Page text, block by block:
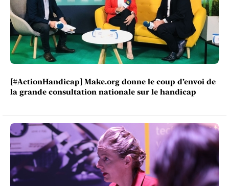
[#ActionHandicap] Make.org donne le coup d’envoi de
la grande consultation nationale sur le handicap